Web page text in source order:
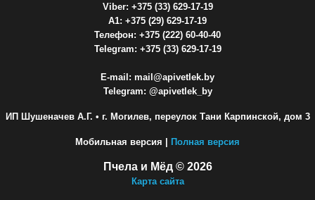
Viber: +375 (33) 629-17-19
A1: +375 (29) 629-17-19
Телефон: +375 (222) 60-40-40
Telegram: +375 (33) 629-17-19
E-mail: mail@apivetlek.by
Telegram: @apivetlek_by
ИП Шушеначев А.Г. • г. Могилев, переулок Тани Карпинской, дом 3
Мобильная версия | Полная версия
Пчела и Мёд © 2026
Карта сайта